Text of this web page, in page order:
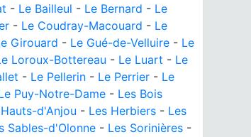
- Le Bailleul - Le Bernard - Le
- Le Coudray-Macouard - Le
Girouard - Le Gué-de-Velluire - Le
Loroux-Bottereau - Le Luart - Le
- Le Pellerin - Le Perrier - Le
Puy-Notre-Dame - Les Bois
d'Anjou - Les Herbiers - Les
Sables-d'Olonne - Les Sorinières -